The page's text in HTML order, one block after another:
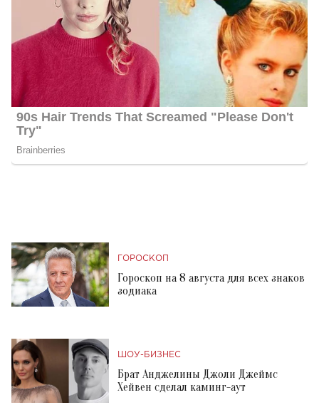
ГОРОСКОП
Гороскоп на 8 августа для всех знаков
зодиака
ШОУ-БИЗНЕС
Брат Анджелины Джоли Джеймс
Хейвен сделал каминг-аут